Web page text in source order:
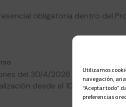
Utilizamos
navegación,
“Aceptar todo”
preferencias o
obligatoria dentro del
del 30/4/2026 al 5/5/2026
desde el 10/6/2026